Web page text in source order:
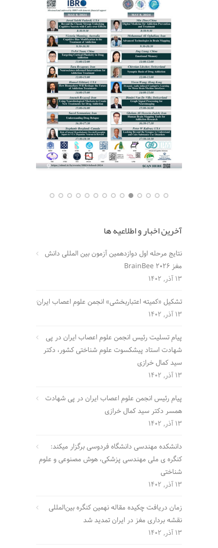
آخرین اخبار و اطلاعیه ها
نتایج مرحله اول دوازدهمین آزمون بین المللی دانش
مغز BrainBee 2026
13 آذر, 1402
تشکیل «کمیته اعتباربخشی» انجمن علوم اعصاب ایران
13 آذر, 1402
پیام تسلیت رئیس انجمن علوم اعصاب ایران در پی
شهادت استاد پیشکسوت علوم شناختی کشور، دکتر
سید کمال خرازی
13 آذر, 1402
پیام رئیس انجمن علوم اعصاب ایران در پی شهادت
همسر دکتر سید کمال خرازی
13 آذر, 1402
دانشکده مهندسی دانشگاه فردوسی برگزار میکند:
کنگره ی ملی مهندسی پزشکی، هوش مصنوعی و علوم
شناختی
13 آذر, 1402
زمان دریافت چکیده مقاله نهمین کنگره بین‌المللی
نقشه برداری مغز در ایران تمدید شد
13 آذر, 1402